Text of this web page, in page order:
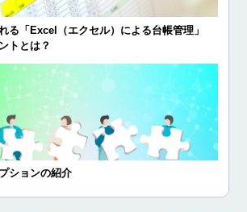
る「Excel（エクセル）による台帳管理」
トとは？
ションの紹介